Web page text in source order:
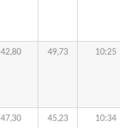
42,80 49,73 10:25
47,30 45,23 10:34